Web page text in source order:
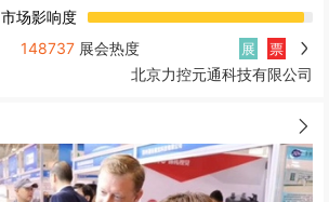
市场影响度
148737 展会热度 展 票
北京力控元通科技有限公司